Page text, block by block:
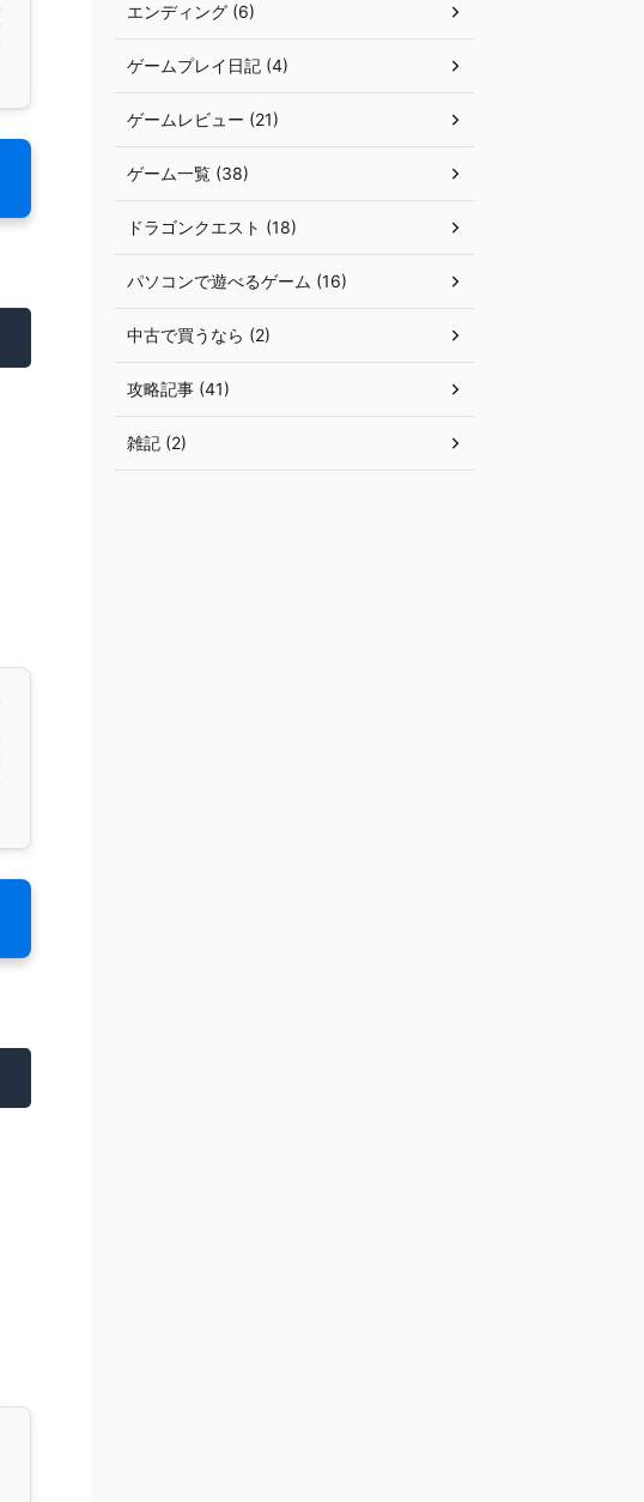
エンディング (6)
ゲームプレイ日記 (4)
ゲームレビュー (21)
ゲーム一覧 (38)
ドラゴンクエスト (18)
パソコンで遊べるゲーム (16)
中古で買うなら (2)
攻略記事 (41)
雑記 (2)